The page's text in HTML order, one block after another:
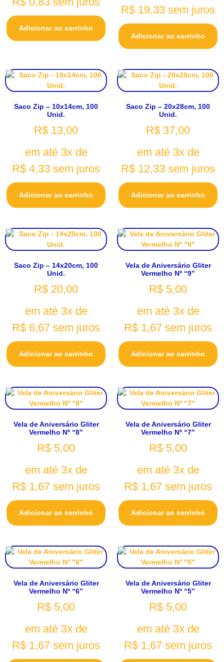
Adicionar ao carrinho
R$ 19,33 sem juros
Adicionar ao carrinho
Saco Zip – 10x14cm, 100
Unid.
R$ 13,00
em até 3x de
R$ 4,33 sem juros
Adicionar ao carrinho
Saco Zip – 20x28cm, 100
Unid.
R$ 37,00
em até 3x de
R$ 12,33 sem juros
Adicionar ao carrinho
Saco Zip – 14x20cm, 100
Unid.
R$ 20,00
em até 3x de
R$ 6,67 sem juros
Adicionar ao carrinho
Vela de Aniversário Gliter
Vermelho Nº “9”
R$ 5,00
em até 3x de
R$ 1,67 sem juros
Adicionar ao carrinho
Vela de Aniversário Gliter
Vermelho Nº “8”
R$ 5,00
em até 3x de
R$ 1,67 sem juros
Adicionar ao carrinho
Vela de Aniversário Gliter
Vermelho Nº “7”
R$ 5,00
em até 3x de
R$ 1,67 sem juros
Adicionar ao carrinho
Vela de Aniversário Gliter
Vermelho Nº “6”
R$ 5,00
em até 3x de
R$ 1,67 sem juros
Vela de Aniversário Gliter
Vermelho Nº “5”
R$ 5,00
em até 3x de
R$ 1,67 sem juros